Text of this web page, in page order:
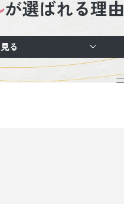
が選ばれる理由
る